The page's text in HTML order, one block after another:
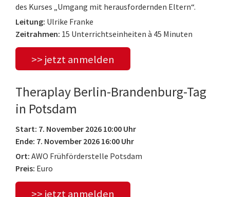
des Kurses „Umgang mit herausfordernden Eltern“.
Leitung: Ulrike Franke
Zeitrahmen: 15 Unterrichtseinheiten à 45 Minuten
>> jetzt anmelden
Theraplay Berlin-Brandenburg-Tag
in Potsdam
Start: 7. November 2026 10:00 Uhr
Ende: 7. November 2026 16:00 Uhr
Ort: AWO Frühförderstelle Potsdam
Preis: Euro
>> jetzt anmelden